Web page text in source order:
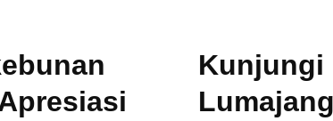
Kunjungi